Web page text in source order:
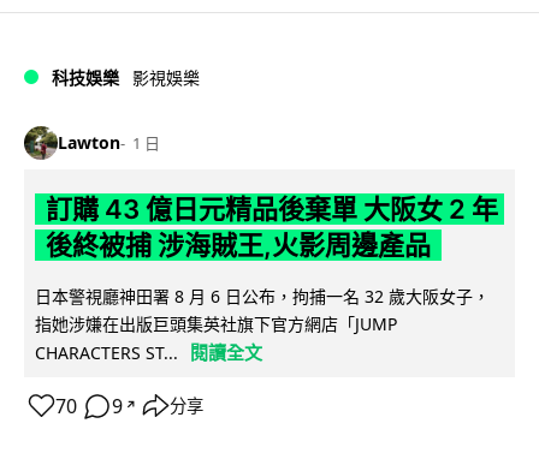
科技娛樂 影視娛樂
Lawton 1 日
訂購 43 億日元精品後棄單 大阪女 2 年
後終被捕 涉海賊王,火影周邊產品
日本警視廳神田署 8 月 6 日公布，拘捕一名 32 歲大阪女子，
指她涉嫌在出版巨頭集英社旗下官方網店「JUMP
CHARACTERS ST...
閱讀全文
70 9 ↗ 分享